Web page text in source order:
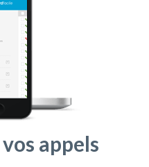
appels